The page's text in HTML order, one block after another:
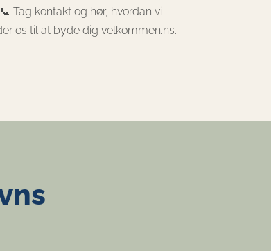
Tag kontakt og hør, hvordan vi
os til at byde dig velkommen.ns.